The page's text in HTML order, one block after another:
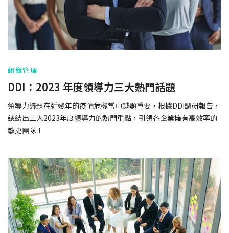
組織管理
DDI：2023 年度領導力三大熱門話題
領導力議題在近幾年的疫情危機當中越顯重要，根據DDI調研報告，
總結出三大2023年度領導力的熱門重點，引領各企業擁有高效率的
敏捷團隊！